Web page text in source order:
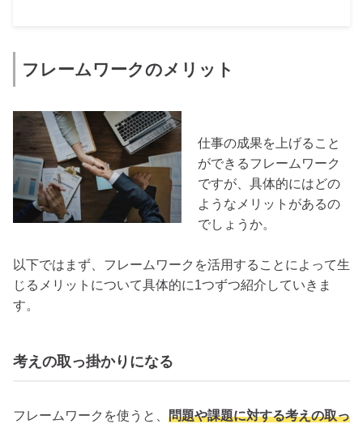
フレームワークのメリット
仕事の成果を上げること
ができるフレームワーク
ですが、具体的にはどの
ようなメリットがあるの
でしょうか。
以下ではまず、フレームワークを活用することによって生
じるメリットについて具体的に1つずつ紹介していきま
す。
考えの取っ掛かりになる
フレームワークを使うと、 問題や課題に対する考えの取っ